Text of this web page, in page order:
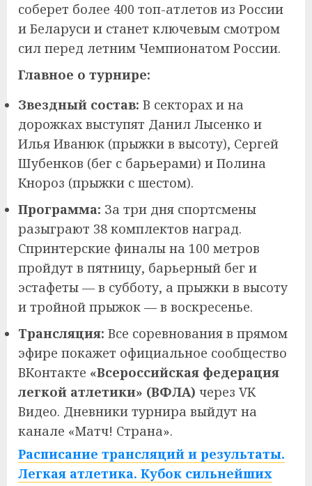
соберет более 400 топ-атлетов из России
и Беларуси и станет ключевым смотром
сил перед летним Чемпионатом России.
Главное о турнире:
Звездный состав: В секторах и на
дорожках выступят Данил Лысенко и
Илья Иванюк (прыжки в высоту), Сергей
Шубенков (бег с барьерами) и Полина
Кнороз (прыжки с шестом).
Программа: За три дня спортсмены
разыграют 38 комплектов наград.
Спринтерские финалы на 100 метров
пройдут в пятницу, барьерный бег и
эстафеты — в субботу, а прыжки в высоту
и тройной прыжок — в воскресенье.
Трансляция: Все соревнования в прямом
эфире покажет официальное сообщество
ВКонтакте «Всероссийская федерация
легкой атлетики» (ВФЛА) через VK
Видео. Дневники турнира выйдут на
канале «Матч! Страна».
Расписание трансляций и результаты.
Легкая атлетика. Кубок сильнейших